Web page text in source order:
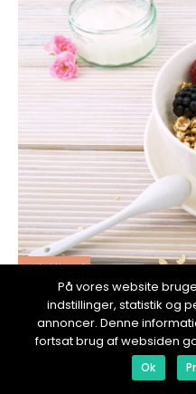
redaktionel
17. January 2024
Brunch Svendborg:
Eventyrrejsende og
På vores website
indstillinger, statistik og
annoncer. Denne
fortsat brug af websiden
Ok